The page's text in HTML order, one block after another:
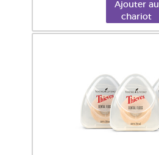
Ajouter au
chariot